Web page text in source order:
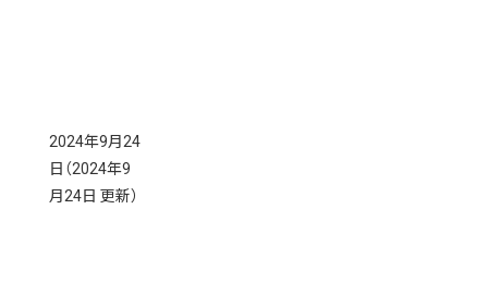
2024年9月24
日 （2024年9
月24日 更新）